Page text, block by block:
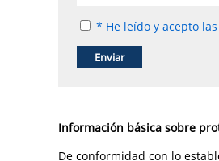
* He leído y acepto
Información básica sobre
De conformidad con lo